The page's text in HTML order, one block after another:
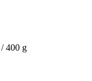
400 g